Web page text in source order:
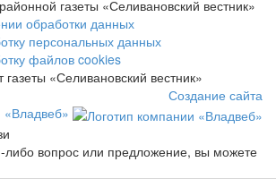
газеты «Селивановский вестник»
обработки данных
персональных данных
файлов cookies
«Селивановский вестник»
Создание сайта
«Владвеб»
либо вопрос или предложение, вы можете